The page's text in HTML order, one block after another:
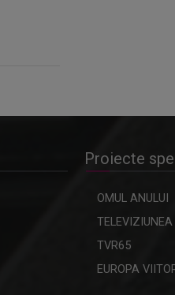
Proiecte
OMUL ANULUI
TELEVIZIUNEA
TVR65
EUROPA